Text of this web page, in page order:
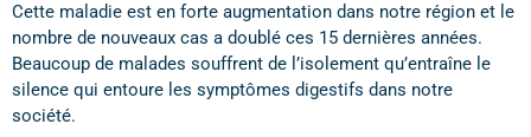
Cette maladie est en forte augmentation dans notre région et le
nombre de nouveaux cas a doublé ces 15 dernières années.
Beaucoup de malades souffrent de l’isolement qu’entraîne le
silence qui entoure les symptômes digestifs dans notre
société.